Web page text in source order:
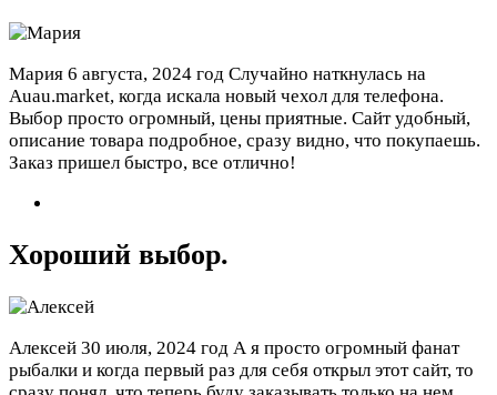
Мария 6 августа, 2024 год Случайно наткнулась на
Auau.market, когда искала новый чехол для телефона.
Выбор просто огромный, цены приятные. Сайт удобный,
описание товара подробное, сразу видно, что покупаешь.
Заказ пришел быстро, все отлично!
Хороший выбор.
Алексей 30 июля, 2024 год А я просто огромный фанат
рыбалки и когда первый раз для себя открыл этот сайт, то